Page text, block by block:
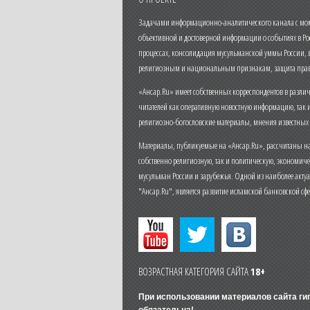
Задачами информационно-аналитического канала с
объективной и достоверной информации о событиях в
процессах, консолидация мусульманской уммы
религиозным и национальным признакам, защита
«Ансар.Ru» имеет собственных корреспондентов в
читателей как оперативную новостную информацию, так
религиозно-богословские материалы, мнения
Материалы, публикуемые на «Ансар.Ru», рассчитаны
собственно религиозную, так и политическую,
мусульман России и зарубежья. Одной из наиболее
"Ансар.Ru", является развитие исламской банковской
ВОЗРАСТНАЯ КАТЕГОРИЯ САЙТА18+
При использовании материалов сайта